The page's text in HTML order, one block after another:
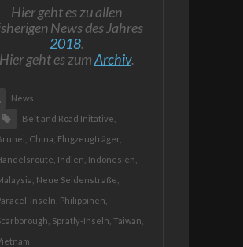
Hier geht es zu allen
News des Jahres
2018.
Hier geht es zumArchiv.
News
Belt and Road Initative,
China, Flugzeugträger,
Indien, Indonesien,
Neue Seidenstraße,
Inseln, Philippinen,
Spratly-Inseln, Taiwan,